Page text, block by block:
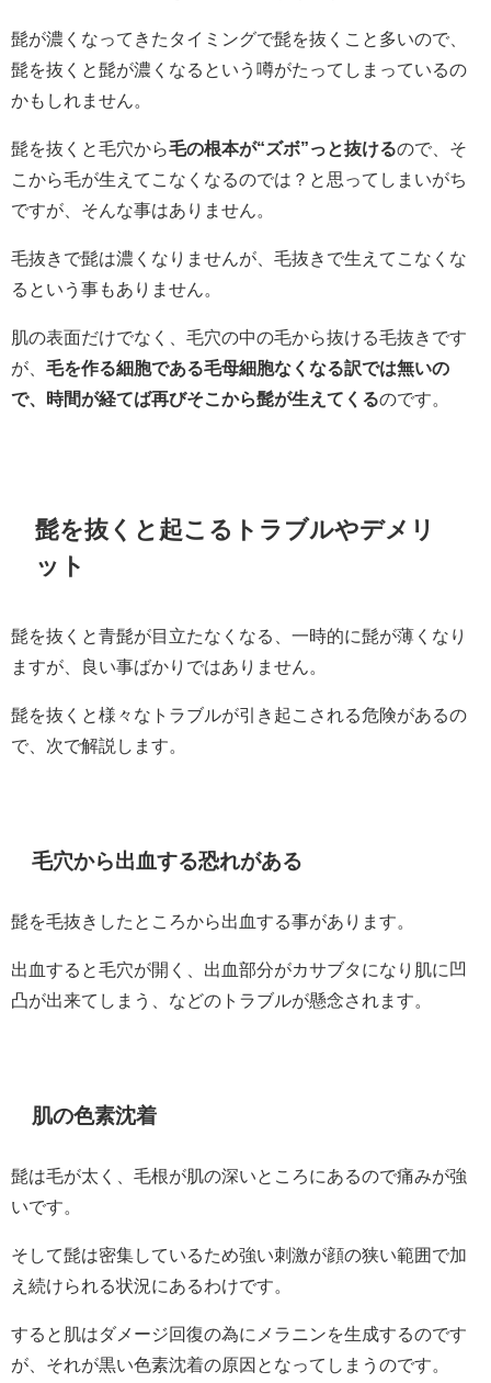
髭が濃くなってきたタイミングで髭を抜くこと多いので、
髭を抜くと髭が濃くなるという噂がたってしまっているの
かもしれません。
髭を抜くと毛穴から毛の根本が“ズボ”っと抜けるので、そ
こから毛が生えてこなくなるのでは？と思ってしまいがち
ですが、そんな事はありません。
毛抜きで髭は濃くなりませんが、毛抜きで生えてこなくな
るという事もありません。
肌の表面だけでなく、毛穴の中の毛から抜ける毛抜きです
が、 毛を作る細胞である毛母細胞なくなる訳では無いの
で、時間が経てば再びそこから髭が生えてくるのです。
髭を抜くと起こるトラブルやデメリ
ット
髭を抜くと青髭が目立たなくなる、一時的に髭が薄くなり
ますが、良い事ばかりではありません。
髭を抜くと様々なトラブルが引き起こされる危険があるの
で、次で解説します。
毛穴から出血する恐れがある
髭を毛抜きしたところから出血する事があります。
出血すると毛穴が開く、出血部分がカサブタになり肌に凹
凸が出来てしまう、などのトラブルが懸念されます。
肌の色素沈着
髭は毛が太く、毛根が肌の深いところにあるので痛みが強
いです。
そして髭は密集しているため強い刺激が顔の狭い範囲で加
え続けられる状況にあるわけです。
すると肌はダメージ回復の為にメラニンを生成するのです
が、それが黒い色素沈着の原因となってしまうのです。